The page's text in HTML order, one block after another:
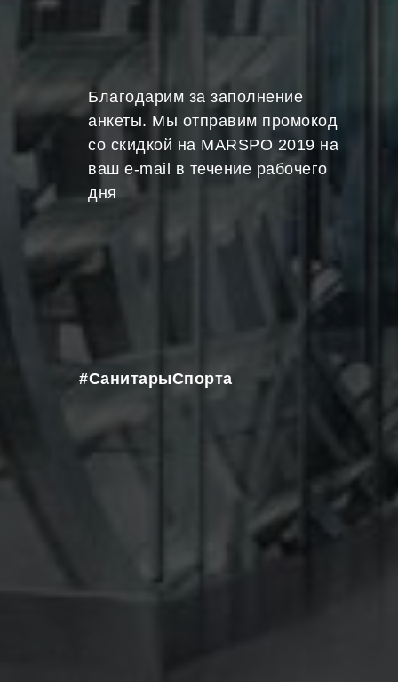
Благодарим за заполнение
анкеты. Мы отправим промокод
со скидкой на MARSPO 2019 на
ваш e-mail в течение рабочего
дня
#СанитарыСпорта